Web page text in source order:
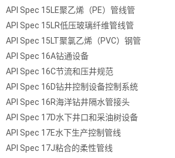
API Spec 15LE聚乙烯（PE）管线管
API Spec 15LR低压玻璃纤维管线管
API Spec 15LT聚氯乙烯（PVC）钢管
API Spec 16A钻通设备
API Spec 16C节流和压井规范
API Spec 16D钻井控制设备控制系统
API Spec 16R海洋钻井隔水管接头
API Spec 17D水下井口和采油树设备
API Spec 17E水下生产控制管线
API Spec 17J粘合的柔性管线